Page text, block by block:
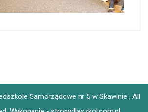
Samorządowe nr 5 w Skawinie , All